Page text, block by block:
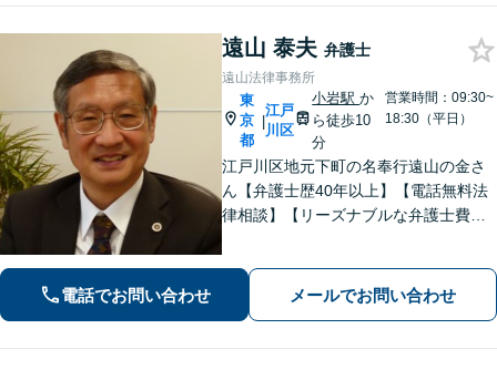
遠山 泰夫 弁護士
遠山法律事務所
東
京
都
|
江戸
川区
小岩駅か
ら徒歩10
分
営業時間：09:30~
18:30（平日）
江戸川区地元下町の名奉行遠山の金さ
ん【弁護士歴40年以上】【電話無料法
律相談】【リーズナブルな弁護士費
着した業務を展開。実績・経験豊富な
弁護士の確かな見解と事件処理。
電話でお問い合わせ メールでお問い合わせ